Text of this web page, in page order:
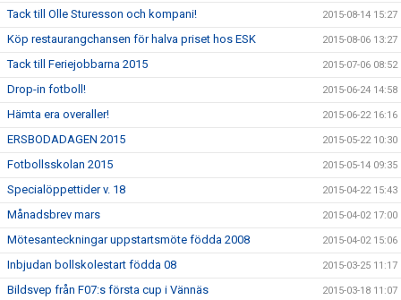
Tack till Olle Sturesson och kompani! 2015-08-14 15:27
Köp restaurangchansen för halva priset hos ESK 2015-08-06 13:27
Tack till Feriejobbarna 2015 2015-07-06 08:52
Drop-in fotboll! 2015-06-24 14:58
Hämta era overaller! 2015-06-22 16:16
ERSBODADAGEN 2015 2015-05-22 10:30
Fotbollsskolan 2015 2015-05-14 09:35
Specialöppettider v. 18 2015-04-22 15:43
Månadsbrev mars 2015-04-02 17:00
Mötesanteckningar uppstartsmöte födda 2008 2015-04-02 15:06
Inbjudan bollskolestart födda 08 2015-03-25 11:17
Bildsvep från F07:s första cup i Vännäs 2015-03-18 11:07